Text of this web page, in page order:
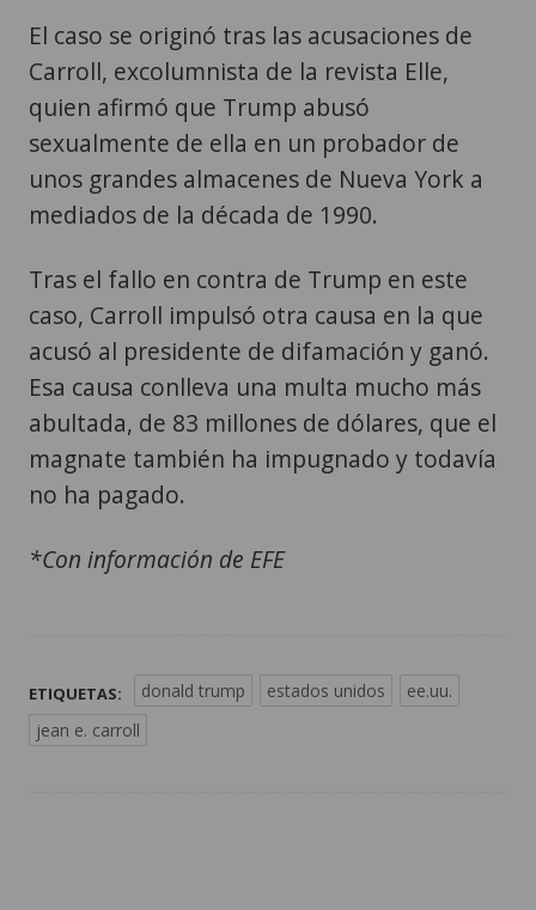
El caso se originó tras las acusaciones de
Carroll, excolumnista de la revista Elle,
quien afirmó que Trump abusó
sexualmente de ella en un probador de
unos grandes almacenes de Nueva York a
mediados de la década de 1990.
Tras el fallo en contra de Trump en este
caso, Carroll impulsó otra causa en la que
acusó al presidente de difamación y ganó.
Esa causa conlleva una multa mucho más
abultada, de 83 millones de dólares, que el
magnate también ha impugnado y todavía
no ha pagado.
*Con información de EFE
ETIQUETAS: donald trump estados unidos
ee.uu.
jean e. carroll